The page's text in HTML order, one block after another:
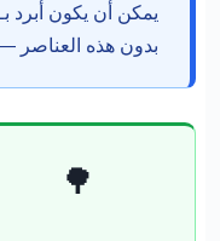
بدون هذه
🌳